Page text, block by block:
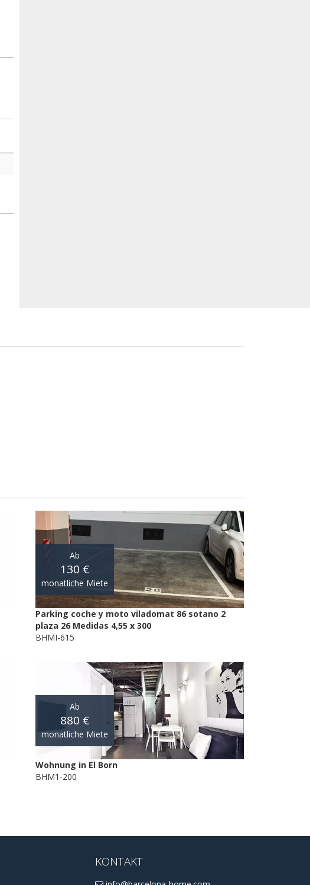
Ab
130 €
monatliche Miete
Parking coche y moto viladomat 86 sotano 2
plaza 26 Medidas 4,55 x 300
BHMI-615
Ab
880 €
monatliche Miete
Wohnung in El Born
BHM1-200
KONTAKT